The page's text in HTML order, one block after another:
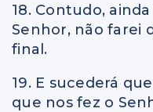
18. Contudo,
Senhor, não farei
final.
19. E sucederá
que nos fez o